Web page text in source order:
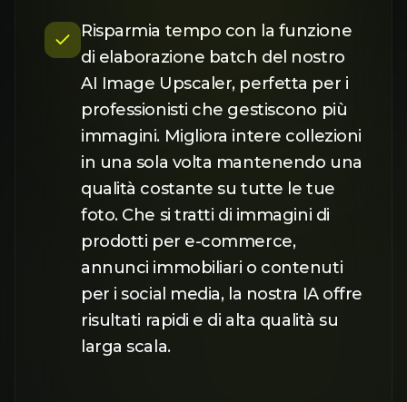
Risparmia tempo con la funzione
di elaborazione batch del nostro
AI Image Upscaler, perfetta per i
professionisti che gestiscono più
immagini. Migliora intere collezioni
in una sola volta mantenendo una
qualità costante su tutte le tue
foto. Che si tratti di immagini di
prodotti per e-commerce,
annunci immobiliari o contenuti
per i social media, la nostra IA offre
risultati rapidi e di alta qualità su
larga scala.